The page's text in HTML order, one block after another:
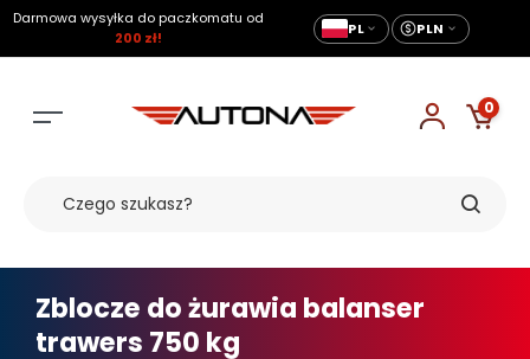
Darmowa wysyłka do paczkomatu od
200 zł!
PL PLN
0
Zblocze do żurawia balanser
trawers 750 kg